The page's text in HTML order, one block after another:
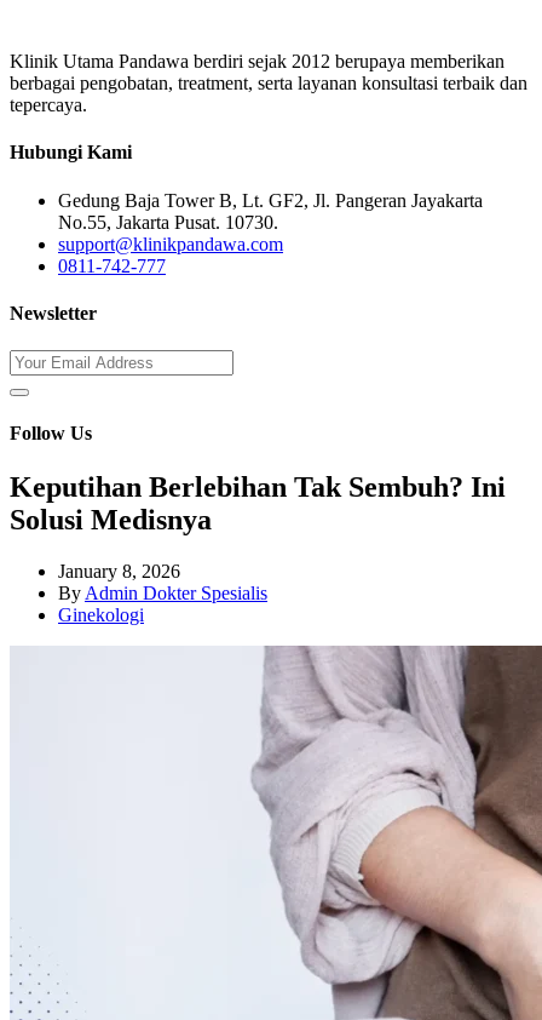
Klinik Utama Pandawa berdiri sejak 2012 berupaya memberikan
berbagai pengobatan, treatment, serta layanan konsultasi terbaik dan
tepercaya.
Hubungi Kami
Gedung Baja Tower B, Lt. GF2, Jl. Pangeran Jayakarta
No.55, Jakarta Pusat. 10730.
support@klinikpandawa.com
0811-742-777
Newsletter
Follow Us
Keputihan Berlebihan Tak Sembuh? Ini
Solusi Medisnya
January 8, 2026
By Admin Dokter Spesialis
Ginekologi